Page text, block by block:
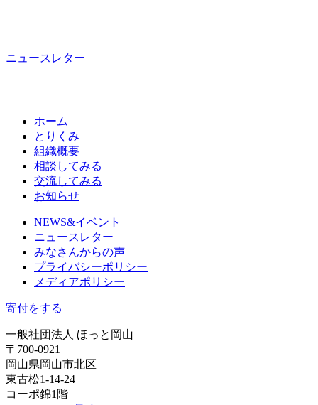
ニュースレター
ホーム
とりくみ
組織概要
相談してみる
交流してみる
お知らせ
NEWS&イベント
ニュースレター
みなさんからの声
プライバシーポリシー
メディアポリシー
寄付をする
一般社団法人 ほっと岡山
〒700-0921
岡山県岡山市北区
東古松1-14-24
コーポ錦1階